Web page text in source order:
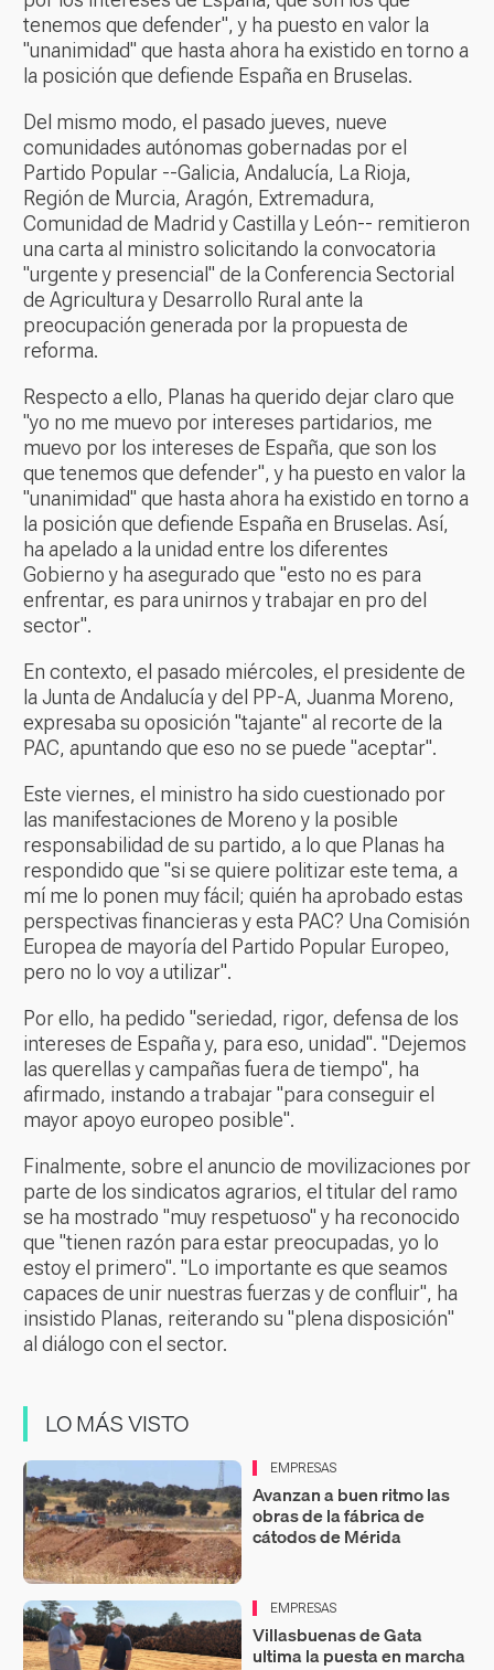
tenemos que defender", y ha puesto en valor la
"unanimidad" que hasta ahora ha existido en torno a
la posición que defiende España en Bruselas.
Del mismo modo, el pasado jueves, nueve
comunidades autónomas gobernadas por el
Partido Popular --Galicia, Andalucía, La Rioja,
Región de Murcia, Aragón, Extremadura,
Comunidad de Madrid y Castilla y León-- remitieron
una carta al ministro solicitando la convocatoria
"urgente y presencial" de la Conferencia Sectorial
de Agricultura y Desarrollo Rural ante la
preocupación generada por la propuesta de
reforma.
Respecto a ello, Planas ha querido dejar claro que
"yo no me muevo por intereses partidarios, me
muevo por los intereses de España, que son los
que tenemos que defender", y ha puesto en valor la
"unanimidad" que hasta ahora ha existido en torno a
la posición que defiende España en Bruselas. Así,
ha apelado a la unidad entre los diferentes
Gobierno y ha asegurado que "esto no es para
enfrentar, es para unirnos y trabajar en pro del
sector".
En contexto, el pasado miércoles, el presidente de
la Junta de Andalucía y del PP-A, Juanma Moreno,
expresaba su oposición "tajante" al recorte de la
PAC, apuntando que eso no se puede "aceptar".
Este viernes, el ministro ha sido cuestionado por
las manifestaciones de Moreno y la posible
responsabilidad de su partido, a lo que Planas ha
respondido que "si se quiere politizar este tema, a
mí me lo ponen muy fácil; quién ha aprobado estas
perspectivas financieras y esta PAC? Una Comisión
Europea de mayoría del Partido Popular Europeo,
pero no lo voy a utilizar".
Por ello, ha pedido "seriedad, rigor, defensa de los
intereses de España y, para eso, unidad". "Dejemos
las querellas y campañas fuera de tiempo", ha
afirmado, instando a trabajar "para conseguir el
mayor apoyo europeo posible".
Finalmente, sobre el anuncio de movilizaciones por
parte de los sindicatos agrarios, el titular del ramo
se ha mostrado "muy respetuoso" y ha reconocido
que "tienen razón para estar preocupadas, yo lo
estoy el primero". "Lo importante es que seamos
capaces de unir nuestras fuerzas y de confluir", ha
insistido Planas, reiterando su "plena disposición"
al diálogo con el sector.
LO MÁS VISTO
EMPRESAS
Avanzan a buen ritmo las
obras de la fábrica de
cátodos de Mérida
EMPRESAS
Villasbuenas de Gata
ultima la puesta en marcha